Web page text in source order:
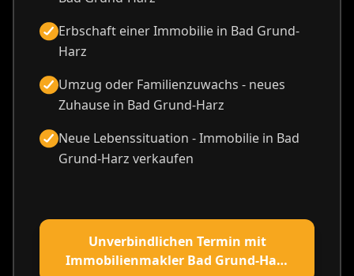
Erbschaft einer Immobilie in Bad Grund-
Harz
Umzug oder Familienzuwachs - neues
Zuhause in Bad Grund-Harz
Neue Lebenssituation - Immobilie in Bad
Grund-Harz verkaufen
Unverbindlichen Termin mit
Immobilienmakler Bad Grund-Harz